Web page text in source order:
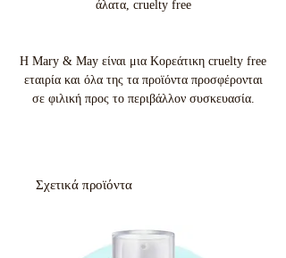
άλατα, cruelty free
Η Mary & May είναι μια Κορεάτικη cruelty free
εταιρία και όλα της τα προϊόντα προσφέρονται
σε φιλική προς το περιβάλλον συσκευασία.
Σχετικά προϊόντα